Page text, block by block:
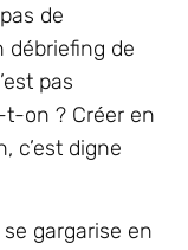
de
débriefing de
pas
on ? Créer en
c’est digne
gargarise en